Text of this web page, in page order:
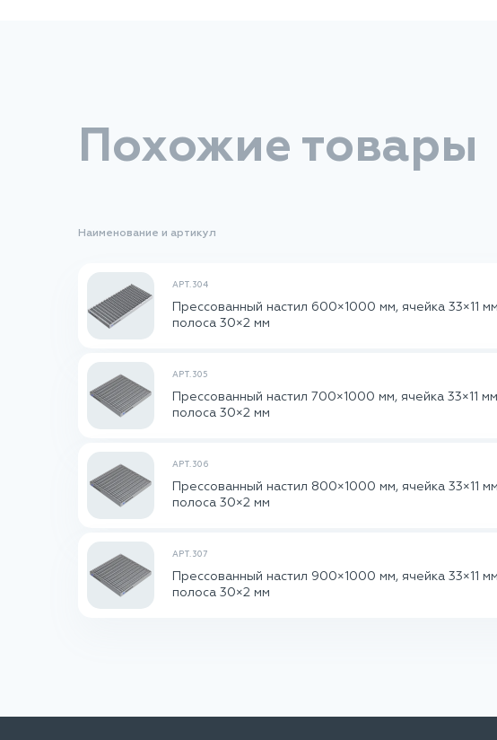
Похожие товары
Наименование и артикул
АРТ. 304
Прессованный настил 600×1000 мм, ячейка 33×11
полоса 30×2 мм
АРТ. 305
Прессованный настил 700×1000 мм, ячейка 33×11
полоса 30×2 мм
АРТ. 306
Прессованный настил 800×1000 мм, ячейка 33×11
полоса 30×2 мм
АРТ. 307
Прессованный настил 900×1000 мм, ячейка 33×11
полоса 30×2 мм